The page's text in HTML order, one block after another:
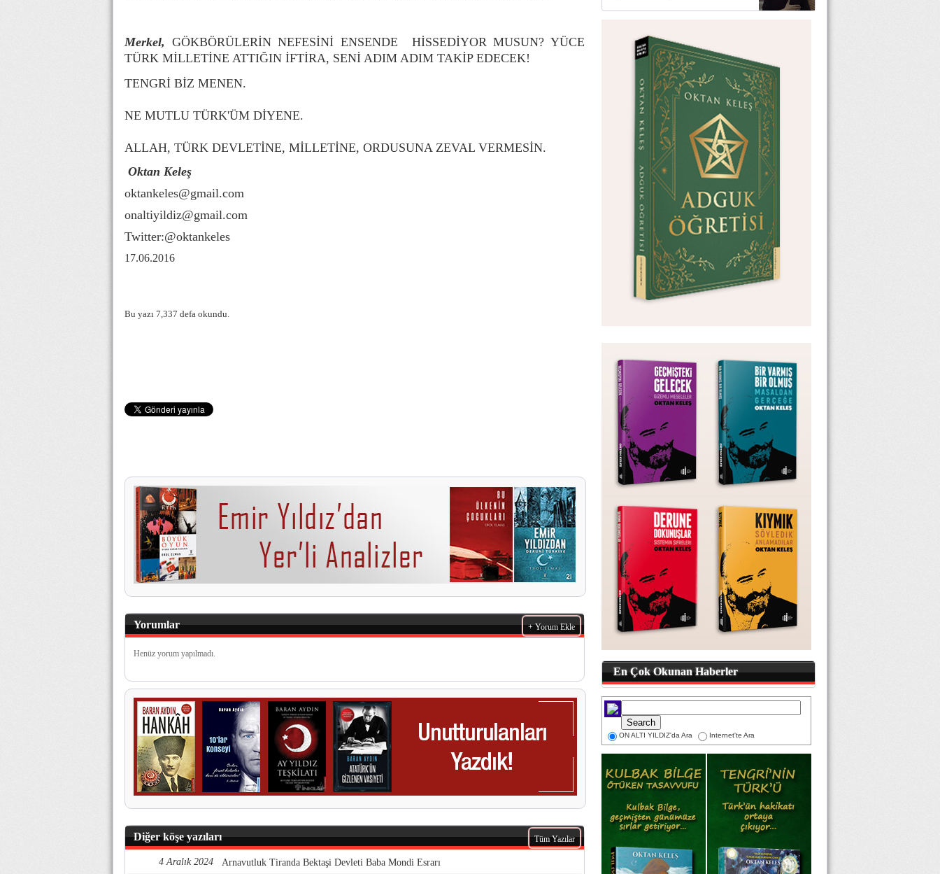
Merkel, GÖKBÖRÜLERİN NEFESİNİ ENSENDE HİSSEDİYOR MUSUN? YÜCE
TÜRK MİLLETİNE ATTIĞIN İFTİRA, SENİ ADIM ADIM TAKİP EDECEK!
TENGRİ BİZ MENEN.
NE MUTLU TÜRK'ÜM DİYENE.
ALLAH, TÜRK DEVLETİNE, MİLLETİNE, ORDUSUNA ZEVAL VERMESİN.
Oktan Keleş
oktankeles@gmail.com
onaltiyildiz@gmail.com
Twitter:@oktankeles
17.06.2016
Bu yazı 7,337 defa okundu.
Yorumlar + Yorum Ekle
Henüz yorum yapılmadı.
Diğer köşe yazıları Tüm Yazılar
4 Aralık 2024 Arnavutluk Tiranda Bektaşi Devleti Baba Mondi Esrarı
En Çok Okunan Haberler
ON ALTI YILDIZ'da Ara Internet'te Ara